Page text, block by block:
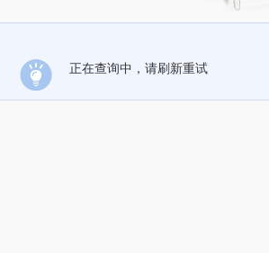
正在查询中，请刷新重试